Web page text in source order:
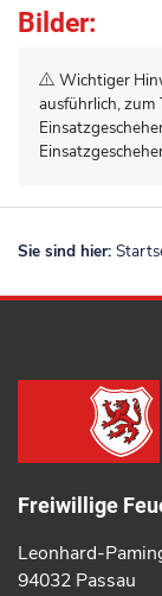
Bilder:
Wichtiger
ausführlich, zum
Sie sind hier:
Freiwillige
Leonhard-
94032 Passau